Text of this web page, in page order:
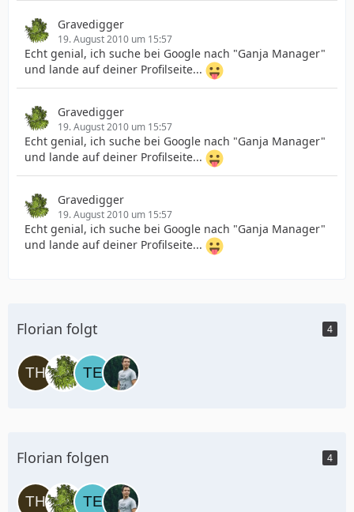
Gravedigger
19. August 2010 um 15:57
Echt genial, ich suche bei Google nach "Ganja Manager"
und lande auf deiner Profilseite...
Gravedigger
19. August 2010 um 15:57
Echt genial, ich suche bei Google nach "Ganja Manager"
und lande auf deiner Profilseite...
Gravedigger
19. August 2010 um 15:57
Echt genial, ich suche bei Google nach "Ganja Manager"
und lande auf deiner Profilseite...
Florian folgt 4
Florian folgen 4